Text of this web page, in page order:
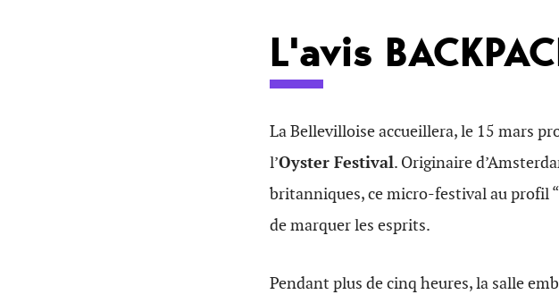
L'avis
La Bellevilloise accueillera, le 15 mars
l’Oyster Festival. Originaire
britanniques, ce micro-festival au profil
de marquer les esprits.
Pendant plus de cinq heures, la salle